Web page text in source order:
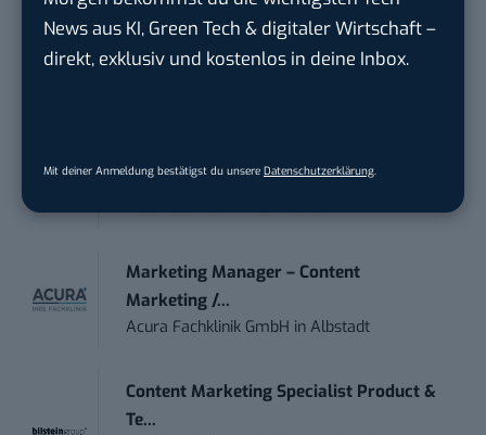
News aus KI, Green Tech & digitaler Wirtschaft –
direkt, exklusiv und kostenlos in deine Inbox.
Mit deiner Anmeldung bestätigst du unsere Datenschutzerklärung.
Anforderungs- und Projektmanager
touristische...
(m/w/...
Instaffo GmbHinKarlsruhe
Marketing Manager – Content
Marketing /...
Acura Fachklinik GmbH inAlbstadt
Content Marketing Specialist Product &
Te...